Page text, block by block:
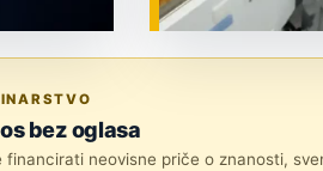
bez oglasa
financirati neovisne priče o znanosti,